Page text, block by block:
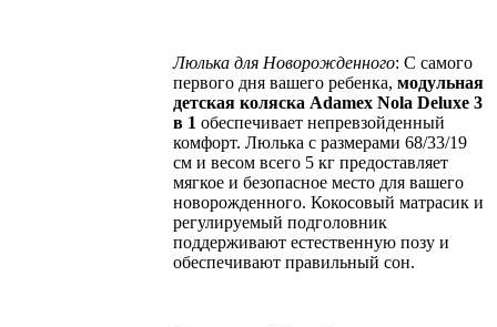
Люлька для Новорожденного: С самого
первого дня вашего ребенка, модульная
детская коляска Adamex Nola Deluxe 3
в 1 обеспечивает непревзойденный
комфорт. Люлька с размерами 68/33/19
см и весом всего 5 кг предоставляет
мягкое и безопасное место для вашего
новорожденного. Кокосовый матрасик и
регулируемый подголовник
поддерживают естественную позу и
обеспечивают правильный сон.